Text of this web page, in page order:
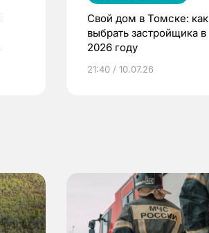
Свой дом в Томске: как
выбрать застройщика в
2026 году
21:40 / 10.07.26